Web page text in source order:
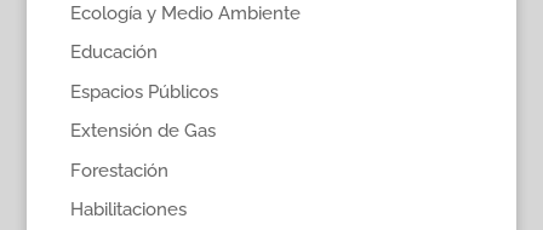
Ecología y Medio Ambiente
Educación
Espacios Públicos
Extensión de Gas
Forestación
Habilitaciones